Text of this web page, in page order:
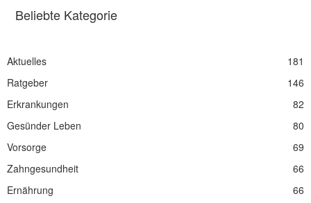
Beliebte Kategorie
Aktuelles
181
Ratgeber
146
Erkrankungen
82
Gesünder Leben
80
Vorsorge
69
Zahngesundheit
66
Ernährung
66